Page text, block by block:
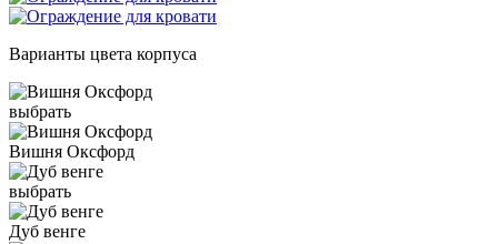
Варианты цвета корпуса
выбрать
Вишня Оксфорд
выбрать
Дуб венге